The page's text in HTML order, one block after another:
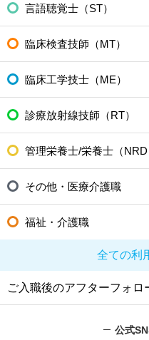
言語聴覚士（ST）
臨床検査技師（MT）
臨床工学技士（ME）
診療放射線技師（RT）
管理栄養士/栄養士（NRD
その他・医療介護職
福祉・介護職
全ての利
ご入職後のアフターフォロ
公式